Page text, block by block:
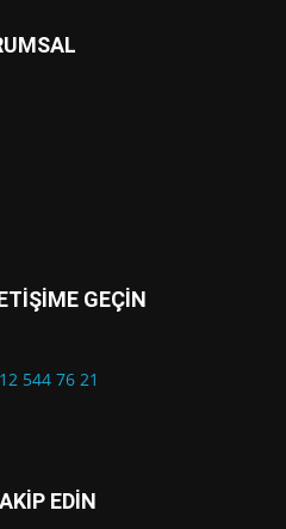
GEÇİN
544 76 21
EDİN